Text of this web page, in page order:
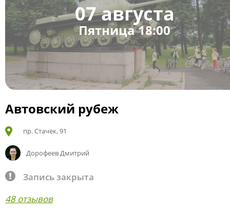
07 августа
Пятница 18:00
Автовский рубеж
пр. Стачек, 91
Дорофеев Дмитрий
Запись закрыта
48 отзывов